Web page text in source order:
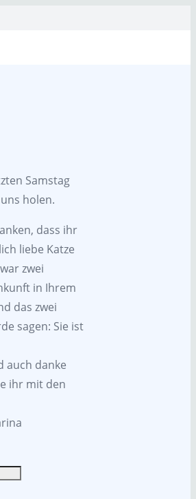
Samstag
holen.
dass ihr
liebe Katze
zwei
in Ihrem
das zwei
sagen: Sie ist
auch danke
ihr mit den